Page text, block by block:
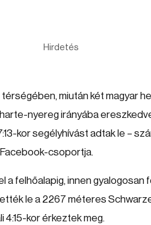
Hirdetés
miután két magyar
nyereg irányába
kor segélyhívást adtak le –
csoportja.
felhőalapig, innen gyalogosan
le a 2267 méteres
kor érkeztek meg.